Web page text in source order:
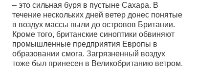
– это сильная буря в пустыне Сахара. В
течение нескольких дней ветер донес понятые
в воздух массы пыли до островов Британии.
Кроме того, британские синоптики обвиняют
промышленные предприятия Европы в
образовании смога. Загрязненный воздух
тоже был принесен в Великобританию ветром.